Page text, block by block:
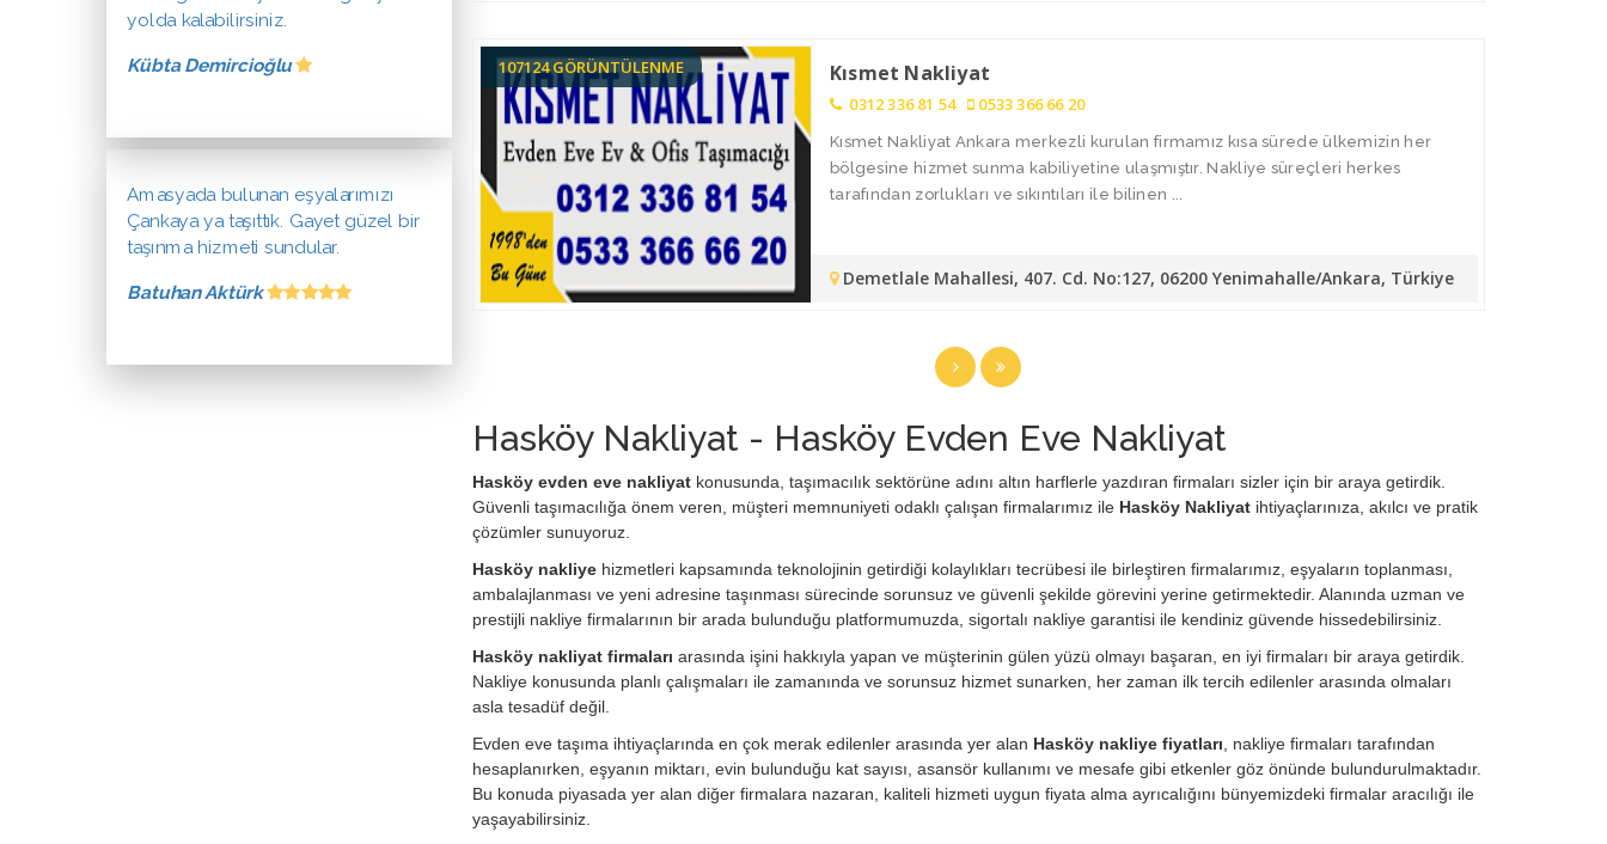
yolda kalabilirsiniz.
Kübta Demircioğlu
Amasyada bulunan eşyalarımızı
Çankaya ya taşıttık. Gayet güzel bir
taşınma hizmeti sundular.
Batuhan Aktürk
107124 GÖRÜNTÜLENME Kısmet Nakliyat
0312 336 81 54 0533 366 66 20
Kısmet Nakliyat Ankara merkezli kurulan firmamız kısa sürede ülkemizin her
bölgesine hizmet sunma kabiliyetine ulaşmıştır. Nakliye süreçleri herkes
tarafından zorlukları ve sıkıntıları ile bilinen ...
Demetlale Mahallesi, 407. Cd. No:127, 06200 Yenimahalle/Ankara, Türkiye
Hasköy Nakliyat - Hasköy Evden Eve Nakliyat
Hasköy evden eve nakliyatkonusunda, taşımacılık sektörüne adını altın harflerle yazdıran firmaları sizler için bir araya getirdik.
Güvenli taşımacılığa önem veren, müşteri memnuniyeti odaklı çalışan firmalarımız ile Hasköy Nakliyatihtiyaçlarınıza, akılcı ve pratik
çözümler sunuyoruz.
Hasköy nakliyehizmetleri kapsamında teknolojinin getirdiği kolaylıkları tecrübesi ile birleştiren firmalarımız, eşyaların toplanması,
ambalajlanması ve yeni adresine taşınması sürecinde sorunsuz ve güvenli şekilde görevini yerine getirmektedir. Alanında uzman ve
prestijli nakliye firmalarının bir arada bulunduğu platformumuzda, sigortalı nakliye garantisi ile kendiniz güvende hissedebilirsiniz.
Hasköy nakliyat firmaları arasında işini hakkıyla yapan ve müşterinin gülen yüzü olmayı başaran, en iyi firmaları bir araya getirdik.
Nakliye konusunda planlı çalışmaları ile zamanında ve sorunsuz hizmet sunarken, her zaman ilk tercih edilenler arasında olmaları
asla tesadüf değil.
Evden eve taşıma ihtiyaçlarında en çok merak edilenler arasında yer alan Hasköy nakliye fiyatları , nakliye firmaları tarafından
hesaplanırken, eşyanın miktarı, evin bulunduğu kat sayısı, asansör kullanımı ve mesafe gibi etkenler göz önünde bulundurulmaktadır.
Bu konuda piyasada yer alan diğer firmalara nazaran, kaliteli hizmeti uygun fiyata alma ayrıcalığını bünyemizdeki firmalar aracılığı ile
yaşayabilirsiniz.